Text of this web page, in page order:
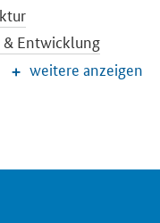
& Entwicklung
weitere anzeigen